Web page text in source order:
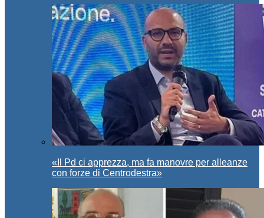
«Il Pd ci apprezza, ma fa manovre per alleanze
con forze di Centrodestra»